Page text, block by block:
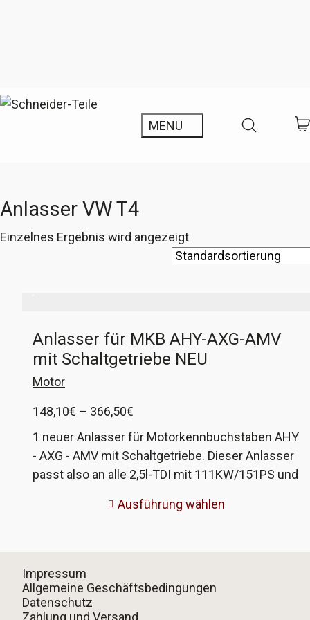
Anlasser VW T4
Einzelnes Ergebnis wird angezeigt
Anlasser für MKB AHY-AXG-AMV
mit Schaltgetriebe NEU
Motor
148,10€ – 366,50€
148,10€
bis
366,50€
1 neuer Anlasser für Motorkennbuchstaben AHY
- AXG - AMV mit Schaltgetriebe. Dieser Anlasser
passt also an alle 2,5l-TDI mit 111KW/151PS und
VW-Vergleichsnummer 02B 911 023E Der
Group. HC-Cargo lässt in China produzieren und
führt in Deutschland regelmäßige
Produktkontrollen durch. Mein Eindruck von der
Ausführung wählen
Impressum
Allgemeine Geschäftsbedingungen
Datenschutz
Zahlung und Versand